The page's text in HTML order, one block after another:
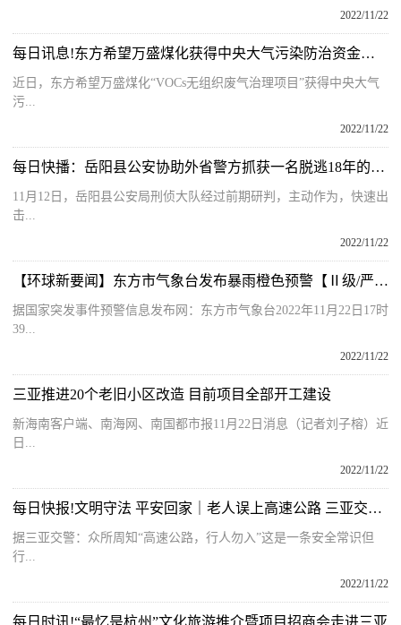
2022/11/22
每日讯息!东方希望万盛煤化获得中央大气污染防治资金奖励
近日，东方希望万盛煤化“VOCs无组织废气治理项目”获得中央大气
污...
2022/11/22
每日快播：岳阳县公安协助外省警方抓获一名脱逃18年的网上逃犯
11月12日，岳阳县公安局刑侦大队经过前期研判，主动作为，快速出
击...
2022/11/22
【环球新要闻】东方市气象台发布暴雨橙色预警【Ⅱ级/严重】
据国家突发事件预警信息发布网：东方市气象台2022年11月22日17时
39...
2022/11/22
三亚推进20个老旧小区改造 目前项目全部开工建设
新海南客户端、南海网、南国都市报11月22日消息（记者刘子榕）近
日...
2022/11/22
每日快报!文明守法 平安回家｜老人误上高速公路 三亚交警暖心救助
据三亚交警：众所周知“高速公路，行人勿入”这是一条安全常识但
行...
2022/11/22
每日时讯!“最忆是杭州”文化旅游推介暨项目招商会走进三亚